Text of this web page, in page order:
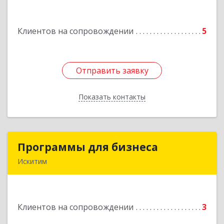
Клиентов на сопровождении 5
Отправить заявку
Показать контакты
Подробнее
Отправить заявку
Назад
Программы для бизнеса
Искитим
Клиентов на сопровождении 3
Программы для бизнеса